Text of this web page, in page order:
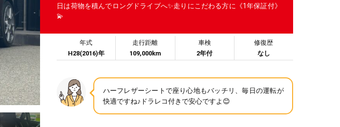
日は荷物を積んでロングドライブへ✨走りにこだわる方に《1年保証付》
💫
年式
H28(2016)年
走行距離
109,000km
車検
2年付
修復歴
なし
ハーフレザーシートで座り心地もバッチリ、毎日の運転が
快適ですね♪ドラレコ付きで安心ですよ😊